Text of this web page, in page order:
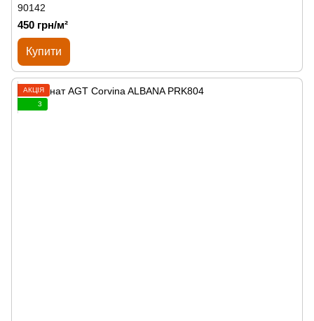
90142
450 грн/м²
Купити
АКЦІЯ
3